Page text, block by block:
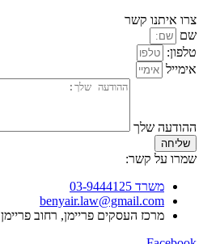
צרו איתנו קשר
שם
טלפון:
אימייל
ההודעה שלך
שליחה
שמרו על קשר:
משרד 03-9444125
benyair.law@gmail.com
מרכז העסקים פריימן, רחוב פריימן 5, ראשון לציון